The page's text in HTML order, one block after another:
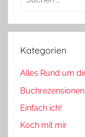
Kategorien
Alles Rund um
Einfach ich!
Koch mit mir